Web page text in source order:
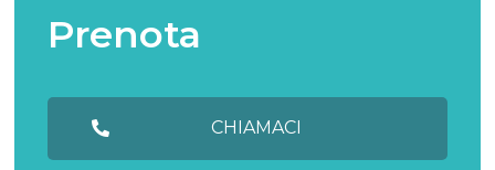
Prenota
CHIAMACI